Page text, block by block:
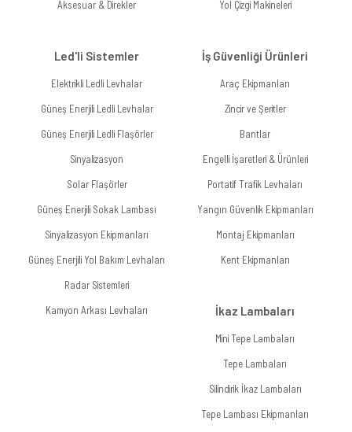
Aksesuar & Direkler
Led'li Sistemler
Elektrikli Ledli Levhalar
Güneş Enerjili Ledli Levhalar
Güneş Enerjili Ledli Flaşörler
Sinyalizasyon
Solar Flaşörler
Güneş Enerjili Sokak Lambası
Sinyalizasyon Ekipmanları
Güneş Enerjili Yol Bakım Levhaları
Radar Sistemleri
Kamyon Arkası Levhaları
Yol Çizgi Makineleri
İş Güvenliği Ürünleri
Araç Ekipmanları
Zincir ve Şeritler
Bantlar
Engelli İşaretleri & Ürünleri
Portatif Trafik Levhaları
Yangın Güvenlik Ekipmanları
Montaj Ekipmanları
Kent Ekipmanları
İkaz Lambaları
Mini Tepe Lambaları
Tepe Lambaları
Silindirik İkaz Lambaları
Tepe Lambası Ekipmanları